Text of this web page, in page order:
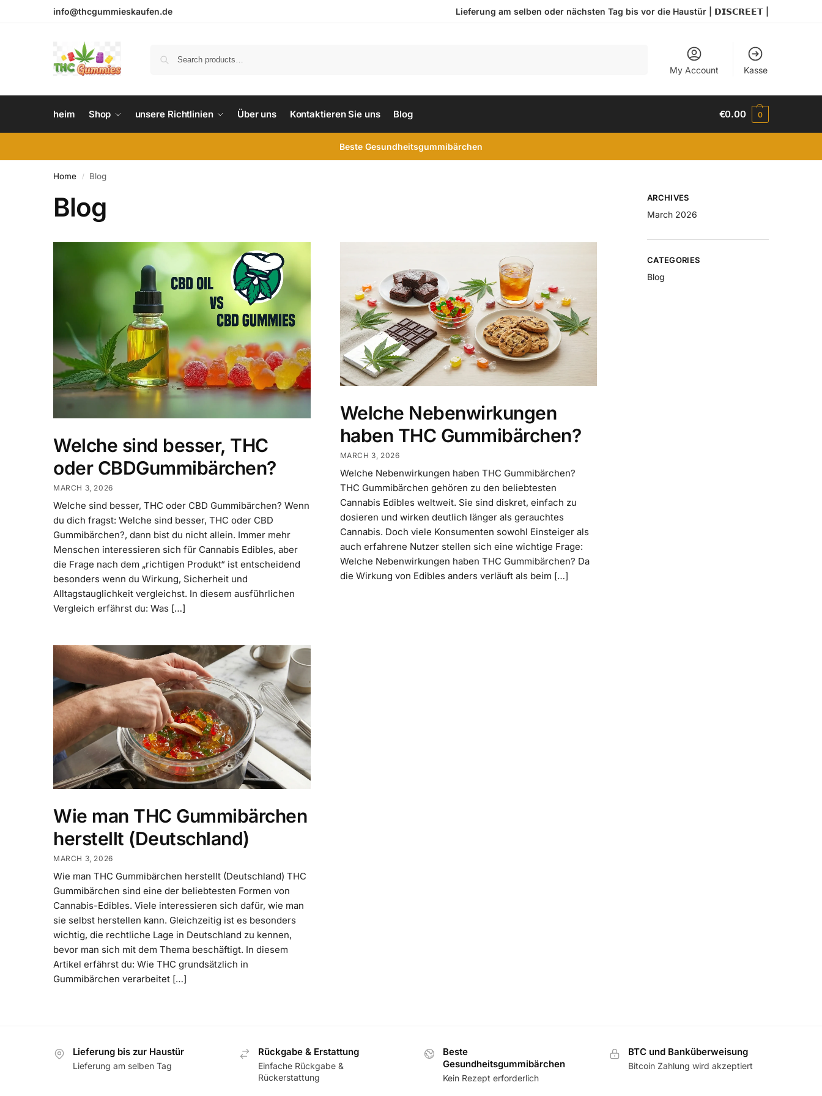
info@thcgummieskaufen.de Lieferung am selben oder nächsten Tag bis vor die Haustür | 𝗗𝗜𝗦𝗖𝗥𝗘𝗘𝗧 |
My Account Kasse
heim Shop unsere Richtlinien Über uns Kontaktieren Sie uns Blog €0.00 0
Beste Gesundheitsgummibärchen
Home / Blog
Blog
Welche sind besser, THC
oder CBDGummibärchen?
MARCH 3, 2026
Welche sind besser, THC oder CBD Gummibärchen? Wenn
du dich fragst: Welche sind besser, THC oder CBD
Gummibärchen?, dann bist du nicht allein. Immer mehr
Menschen interessieren sich für Cannabis Edibles, aber
die Frage nach dem „richtigen Produkt“ ist entscheidend
besonders wenn du Wirkung, Sicherheit und
Alltagstauglichkeit vergleichst. In diesem ausführlichen
Vergleich erfährst du: Was […]
Welche Nebenwirkungen
haben THC Gummibärchen?
MARCH 3, 2026
Welche Nebenwirkungen haben THC Gummibärchen?
THC Gummibärchen gehören zu den beliebtesten
Cannabis Edibles weltweit. Sie sind diskret, einfach zu
dosieren und wirken deutlich länger als gerauchtes
Cannabis. Doch viele Konsumenten sowohl Einsteiger als
auch erfahrene Nutzer stellen sich eine wichtige Frage:
Welche Nebenwirkungen haben THC Gummibärchen? Da
die Wirkung von Edibles anders verläuft als beim […]
Wie man THC Gummibärchen
herstellt (Deutschland)
MARCH 3, 2026
Wie man THC Gummibärchen herstellt (Deutschland) THC
Gummibärchen sind eine der beliebtesten Formen von
Cannabis-Edibles. Viele interessieren sich dafür, wie man
sie selbst herstellen kann. Gleichzeitig ist es besonders
wichtig, die rechtliche Lage in Deutschland zu kennen,
bevor man sich mit dem Thema beschäftigt. In diesem
Artikel erfährst du: Wie THC grundsätzlich in
Gummibärchen verarbeitet […]
ARCHIVES
March 2026
CATEGORIES
Blog
Lieferung bis zur Haustür
Lieferung am selben Tag
Rückgabe & Erstattung
Einfache Rückgabe &
Rückerstattung
Beste
Gesundheitsgummibärchen
Kein Rezept erforderlich
BTC und Banküberweisung
Bitcoin Zahlung wird akzeptiert